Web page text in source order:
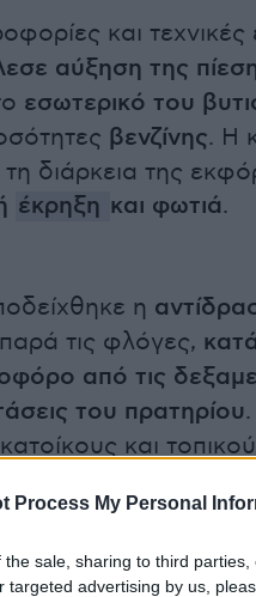
Process My Personal
the sale, sharing to third
targeted advertising by us,
και τεχνικές
αύξηση της
εσωτερικό του
βενζίνης. Η
διάρκεια της
έκρηξη και φωτιά.
η
τις φλόγες,
από τις
του πρατηρίου
και
συνέπειες για